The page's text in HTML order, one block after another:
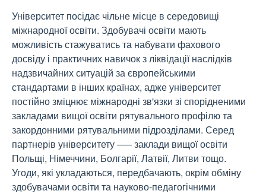
Університет посідає чільне місце в середовищі
міжнародної освіти. Здобувачі освіти мають
можливість стажуватись та набувати фахового
досвіду і практичних навичок з ліквідації наслідків
надзвичайних ситуацій за європейськими
стандартами в інших країнах, адже університет
постійно зміцнює міжнародні зв'язки зі спорідненими
закладами вищої освіти рятувального профілю та
закордонними рятувальними підрозділами. Серед
партнерів університету –— заклади вищої освіти
Польщі, Німеччини, Болгарії, Латвії, Литви тощо.
Угоди, які укладаються, передбачають, окрім обміну
здобувачами освіти та науково-педагогічними